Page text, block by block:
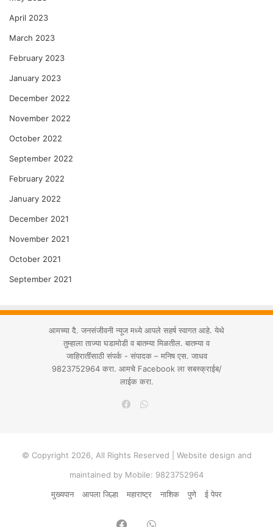
April 2023
March 2023
February 2023
January 2023
December 2022
November 2022
October 2022
September 2022
February 2022
January 2022
December 2021
November 2021
October 2021
September 2021
आमच्या दै. जनसंजीवनी न्यूज मध्ये आपले सहर्ष स्वागत आहे. येथे
तुम्हाला ताज्या घडामोडी व बातम्या मिळतील. बातम्या व
जाहिरातींसाठी संपर्क - संपादक – मनिष एस. जाधव
9823752964 करा. आमचे Facebook ला सबस्क्राईब/
लाईक करा.
WhatsApp
© Copyright 2026, All Rights Reserved | Website design and
maintained by Mobile: 9823752964
मुख्यपान
आपला जिल्हा महाराष्ट्र नाशिक पुणे ई पेपर
FacebookWhatsApp